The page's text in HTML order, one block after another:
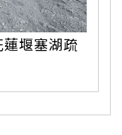
堰塞湖疏